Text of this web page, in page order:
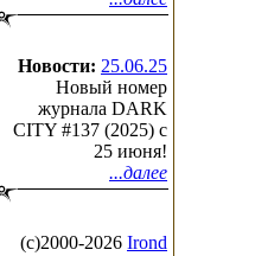
Новости: 25.06.25
Новый номер
журнала DARK
CITY #137 (2025) c
25 июня!
...далее
(с)2000-2026 Irond